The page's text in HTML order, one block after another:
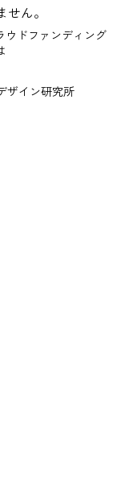
ん。
ウドファンディング
ザイン研究所